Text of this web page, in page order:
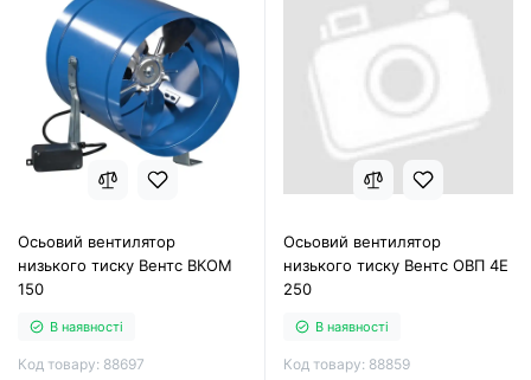
Осьовий вентилятор
низького тиску Вентс ВКОМ
150
В наявності
Код товару: 88697
Осьовий вентилятор
низького тиску Вентс ОВП 4Е
250
В наявності
Код товару: 88859